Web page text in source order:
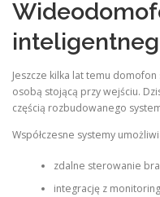
Jeszcze kilka lat temu
osobą stojącą przy wejściu.
częścią rozbudowanego
Współczesne systemy
zdalne sterowanie
integrację z